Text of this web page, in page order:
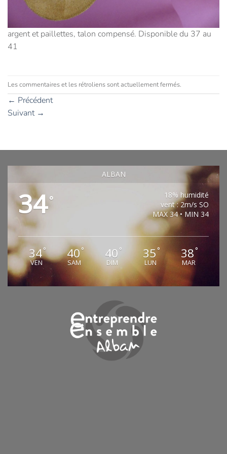
argent et paillettes, talon compensé. Disponible du 37 au
41
Les commentaires et les rétroliens sont actuellement fermés.
← Précédent
Suivant →
ALBAN
34°
18% humidité
vent : 2m/s SO
MAX 34 • MIN 34
34°
VEN
40°
SAM
40 °
DIM
35 °
LUN
38°
MAR